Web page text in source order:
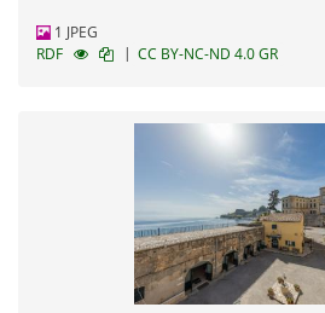
1 JPEG
RDF
| CC BY-NC-ND 4.0 GR